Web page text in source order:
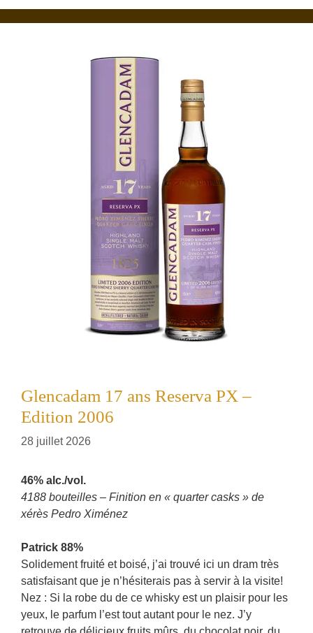
Glencadam 17 ans Reserva PX –
Edition 2006
28 juillet 2026
46% alc./vol.
4188 bouteilles – Finition en « quarter casks » de
xérès Pedro Ximénez
Patrick 88%
Solidement fruité et boisé, j’ai trouvé ici un dram très
satisfaisant que je n’hésiterais pas à servir à la visite!
Nez : Si la robe du de ce whisky est un plaisir pour les
yeux, le parfum l’est tout autant pour le nez. J’y